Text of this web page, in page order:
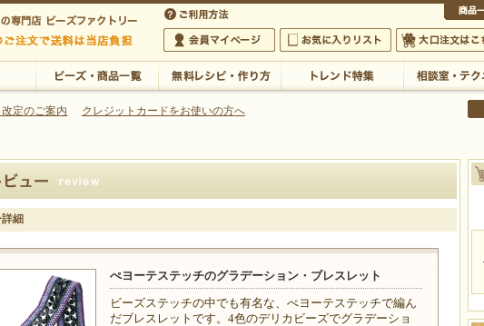
クセサリーの専門店
専門店 ビーズファクトリー 5,000円以上のご注文で送料は当店が負担いたします
5,000円以上のご注文で送料は当店が負担いたします
会員マイページ
お気に入りリスト 大口注文はこちら
定のご案内 クレジットカードをお使いの方へ
細
ぺヨーテステッチのグラデーション・ブレスレット
ビーズステッチの中でも有名な、ぺヨーテステッチで編ん
だブレスレットです。4色のデリカビーズでグラデーショ